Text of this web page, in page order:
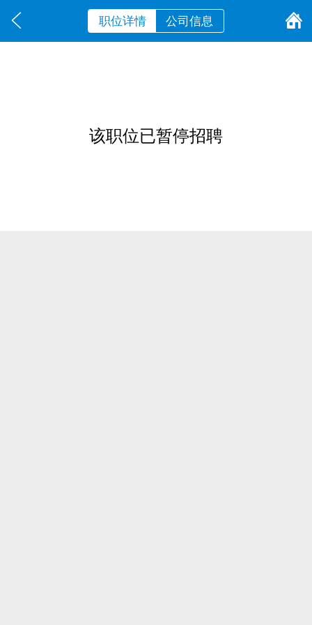
职位详情 公司信息
该职位已暂停招聘